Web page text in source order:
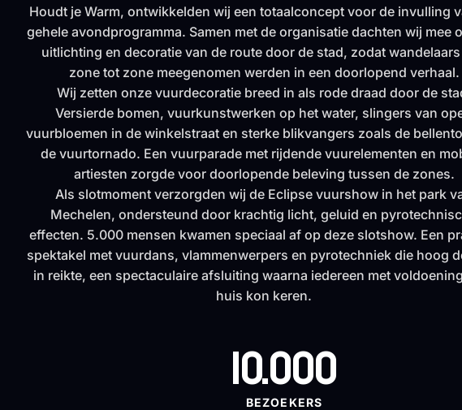
Houdt je Warm, ontwikkelden wij een totaalconcept voor de invulling
gehele avondprogramma. Samen met de organisatie dachten wij mee
uitlichting en decoratie van de route door de stad, zodat
zone tot zone meegenomen werden in een doorlopend verhaal.
Wij zetten onze vuurdecoratie breed in als rode draad door de
Versierde bomen, vuurkunstwerken op het water, slingers van
vuurbloemen in de winkelstraat en sterke blikvangers zoals de
de vuurtornado. Een vuurparade met rijdende vuurelementen en
artiesten zorgde voor doorlopende beleving tussen de zones.
Als slotmoment verzorgden wij de Eclipse vuurshow in het park
Mechelen, ondersteund door krachtig licht, geluid en
effecten. 5.000 mensen kwamen speciaal af op deze slotshow. Een
spektakel met vuurdans, vlammenwerpers en pyrotechniek die hoog
in reikte, een spectaculaire afsluiting waarna iedereen met
huis kon keren.
10.000
BEZOEKERS